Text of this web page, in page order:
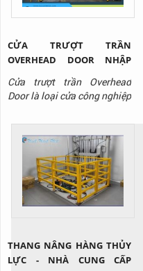
CỬA TRƯỢT TRẦN
OVERHEAD DOOR NHẬP
KHẨU CHO NHÀ XƯỞNG
TẠI BÌNH DƯƠNG
Cửa trượt trần Overhead
Door là loại cửa công nghiệp
xưởng sản xuất. Liên hệ
Thịnh Thành Phát qua
Hotline: 0917 951 917 để
được tư vấn và báo giá sản
phẩm.
THANG NÂNG HÀNG THỦY
LỰC - NHÀ CUNG CẤP